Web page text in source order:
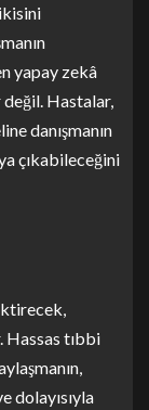
yapay zekâ
Hastalar,
danışmanın
çıkabileceğini
Hassas tıbbi
dolayısıyla